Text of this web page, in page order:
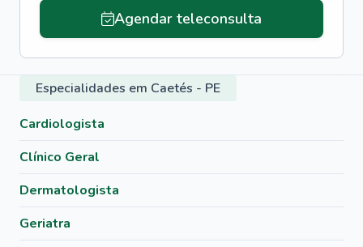
Agendar teleconsulta
Especialidades em Caetés - PE
Cardiologista
Clínico Geral
Dermatologista
Geriatra